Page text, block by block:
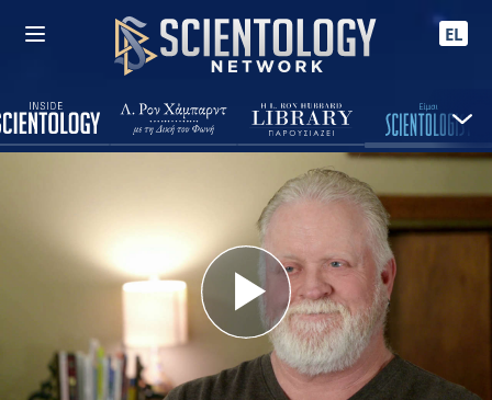
EL
Play